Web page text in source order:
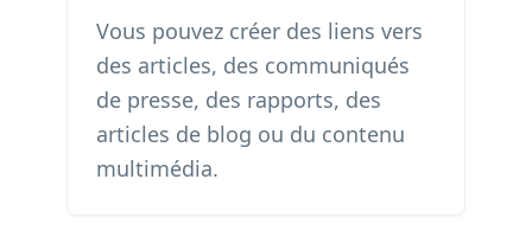
Vous pouvez créer des liens vers
des articles, des communiqués
de presse, des rapports, des
articles de blog ou du contenu
multimédia.